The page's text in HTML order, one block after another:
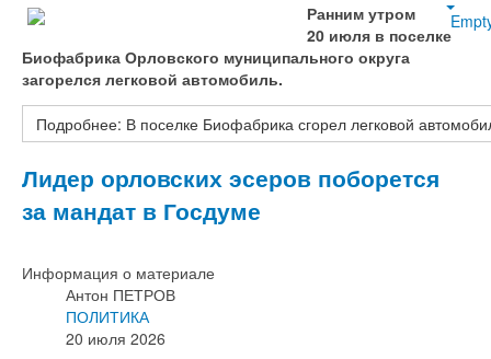
Ранним утром
20 июля в поселке
Биофабрика Орловского муниципального округа
загорелся легковой автомобиль.
Подробнее: В поселке Биофабрика сгорел легковой
Лидер орловских эсеров поборется
за мандат в Госдуме
Информация о материале
Антон ПЕТРОВ
ПОЛИТИКА
20 июля 2026